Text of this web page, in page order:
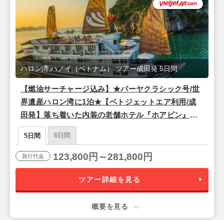
【燃油サーチャージ込み】★バーヤクラシック号/世
界遺産ハロン湾に1泊★【ベトジェットエア利用/成
田発】落ち着いた内装の老舗ホテル『ホアビン』宿
泊ハノイ3泊5日
ハロン湾,ハノイ（ベトナム） ツアー成田発 5日間
5日間 6日間
旅行代金 123,800円～281,800円
ツアー詳細を見る
概要を見る